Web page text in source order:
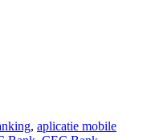
, aplicatie mobile